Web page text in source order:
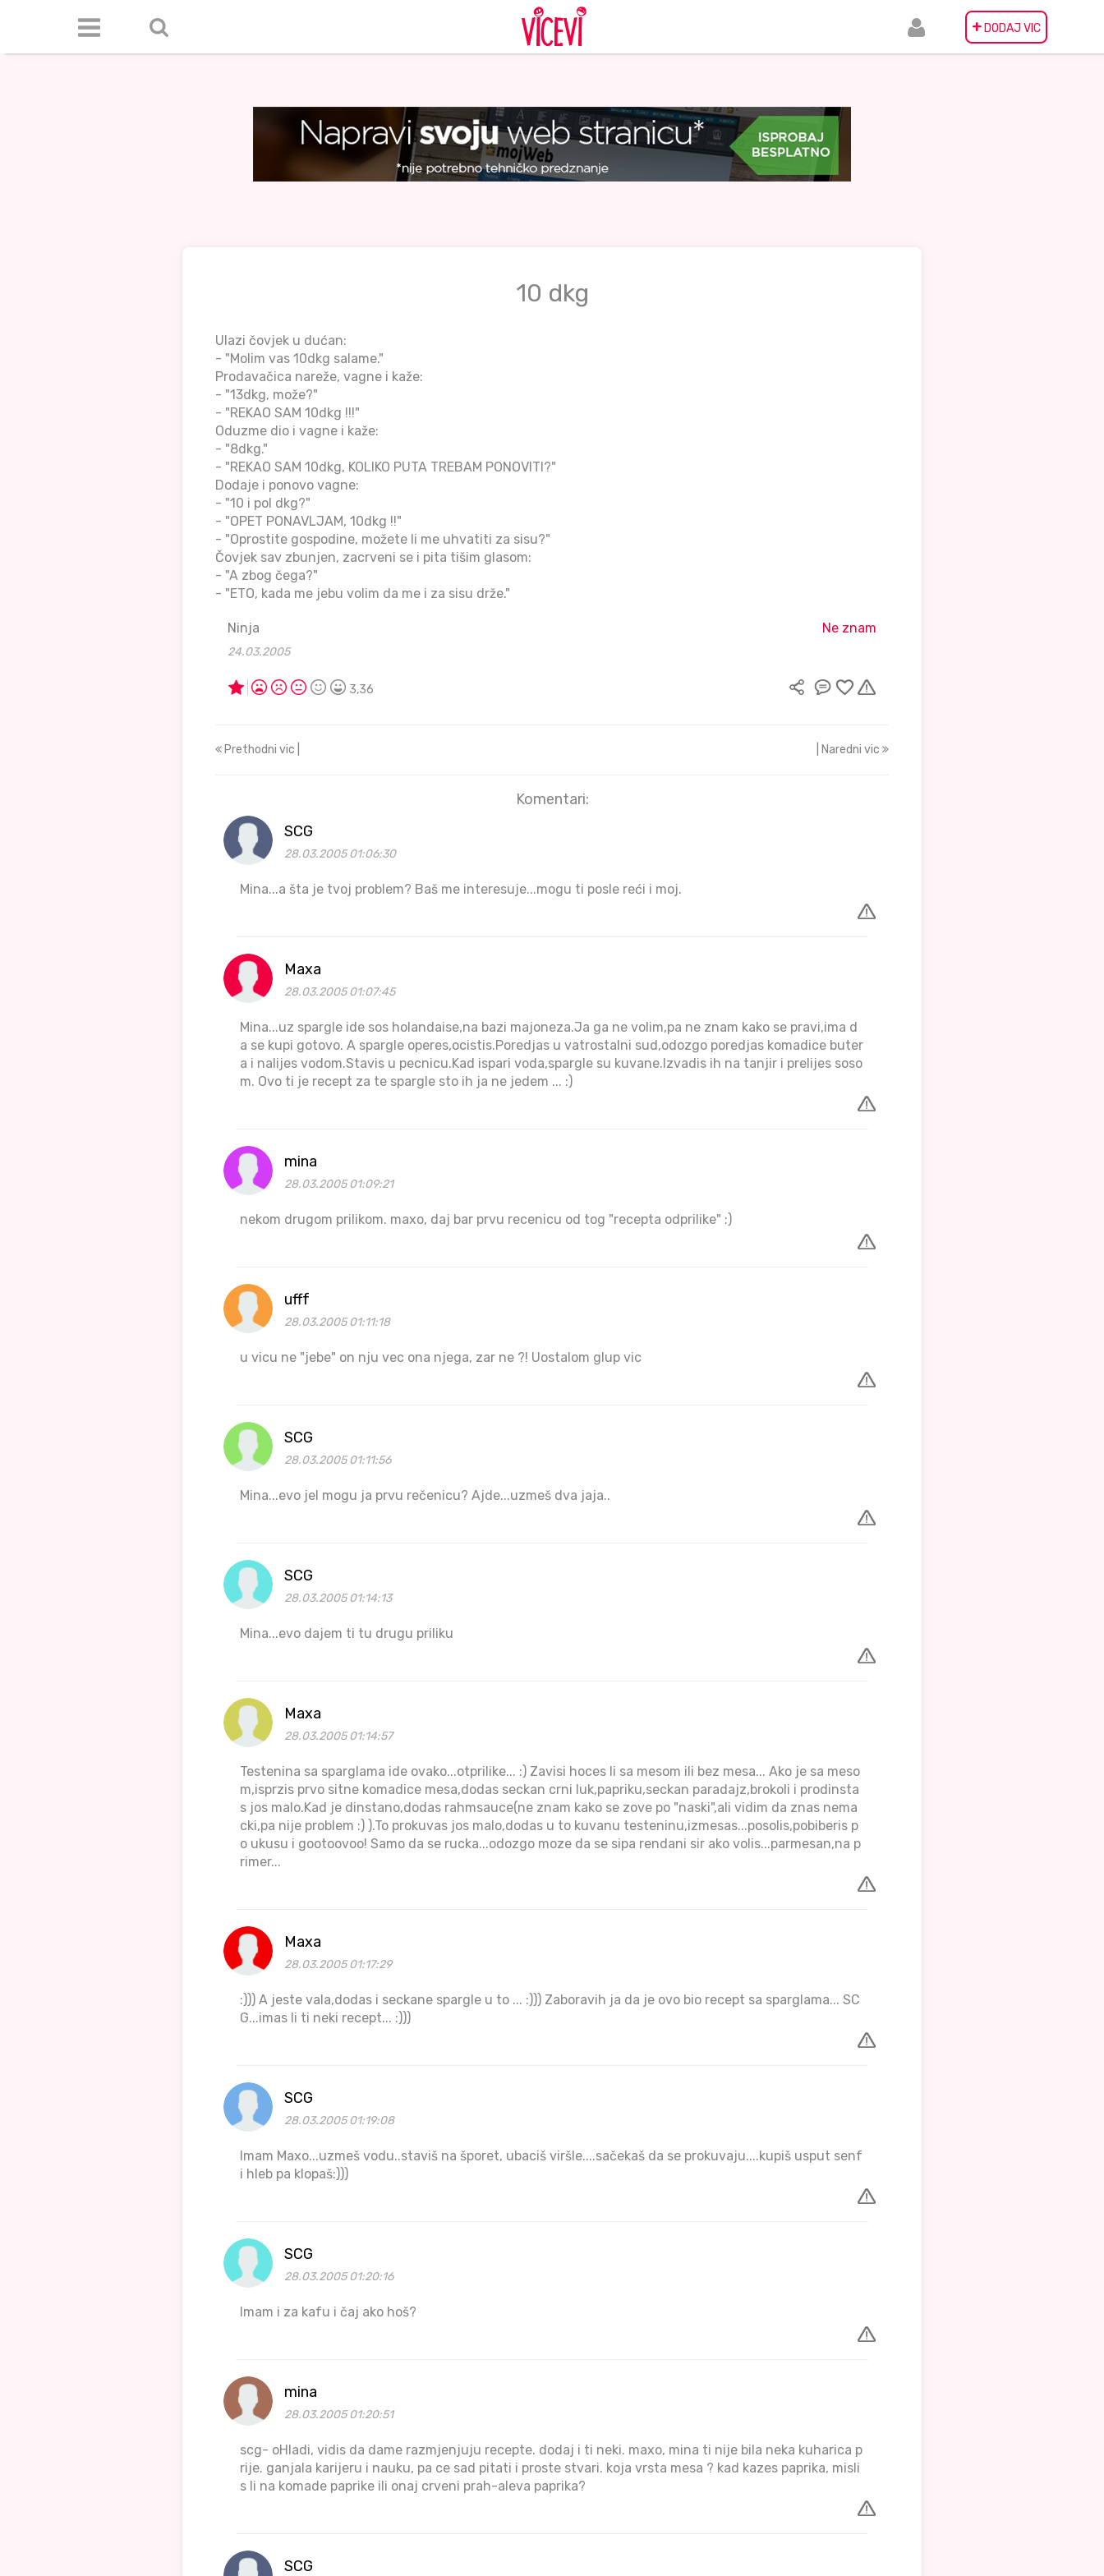
+ DODAJ VIC
10 dkg
Ulazi čovjek u dućan:
- "Molim vas 10dkg salame."
Prodavačica nareže, vagne i kaže:
- "13dkg, može?"
- "REKAO SAM 10dkg !!!"
Oduzme dio i vagne i kaže:
- "8dkg."
- "REKAO SAM 10dkg, KOLIKO PUTA TREBAM PONOVITI?"
Dodaje i ponovo vagne:
- "10 i pol dkg?"
- "OPET PONAVLJAM, 10dkg !!"
- "Oprostite gospodine, možete li me uhvatiti za sisu?"
Čovjek sav zbunjen, zacrveni se i pita tišim glasom:
- "A zbog čega?"
- "ETO, kada me jebu volim da me i za sisu drže."
Ninja
24.03.2005
Ne znam
3,36
Prethodni vic | | Naredni vic
Komentari:
SCG
28.03.2005 01:06:30
Mina...a šta je tvoj problem? Baš me interesuje...mogu ti posle reći i moj.
Maxa
28.03.2005 01:07:45
Mina...uz spargle ide sos holandaise,na bazi majoneza.Ja ga ne volim,pa ne znam kako se pravi,ima d
a se kupi gotovo. A spargle operes,ocistis.Poredjas u vatrostalni sud,odozgo poredjas komadice buter
a i nalijes vodom.Stavis u pecnicu.Kad ispari voda,spargle su kuvane.Izvadis ih na tanjir i prelijes soso
m. Ovo ti je recept za te spargle sto ih ja ne jedem ... :)
mina
28.03.2005 01:09:21
nekom drugom prilikom. maxo, daj bar prvu recenicu od tog "recepta odprilike" :)
ufff
28.03.2005 01:11:18
u vicu ne "jebe" on nju vec ona njega, zar ne ?! Uostalom glup vic
SCG
28.03.2005 01:11:56
Mina...evo jel mogu ja prvu rečenicu? Ajde...uzmeš dva jaja..
SCG
28.03.2005 01:14:13
Mina...evo dajem ti tu drugu priliku
Maxa
28.03.2005 01:14:57
Testenina sa sparglama ide ovako...otprilike... :) Zavisi hoces li sa mesom ili bez mesa... Ako je sa meso
m,isprzis prvo sitne komadice mesa,dodas seckan crni luk,papriku,seckan paradajz,brokoli i prodinsta
s jos malo.Kad je dinstano,dodas rahmsauce(ne znam kako se zove po "naski",ali vidim da znas nema
cki,pa nije problem :) ).To prokuvas jos malo,dodas u to kuvanu testeninu,izmesas...posolis,pobiberis p
o ukusu i gootoovoo! Samo da se rucka...odozgo moze da se sipa rendani sir ako volis...parmesan,na p
rimer...
Maxa
28.03.2005 01:17:29
:))) A jeste vala,dodas i seckane spargle u to ... :))) Zaboravih ja da je ovo bio recept sa sparglama... SC
G...imas li ti neki recept... :)))
SCG
28.03.2005 01:19:08
Imam Maxo...uzmeš vodu..staviš na šporet, ubaciš viršle....sačekaš da se prokuvaju....kupiš usput senf
i hleb pa klopaš:)))
SCG
28.03.2005 01:20:16
Imam i za kafu i čaj ako hoš?
mina
28.03.2005 01:20:51
scg- oHladi, vidis da dame razmjenjuju recepte. dodaj i ti neki. maxo, mina ti nije bila neka kuharica p
rije. ganjala karijeru i nauku, pa ce sad pitati i proste stvari. koja vrsta mesa ? kad kazes paprika, misli
s li na komade paprike ili onaj crveni prah-aleva paprika?
SCG